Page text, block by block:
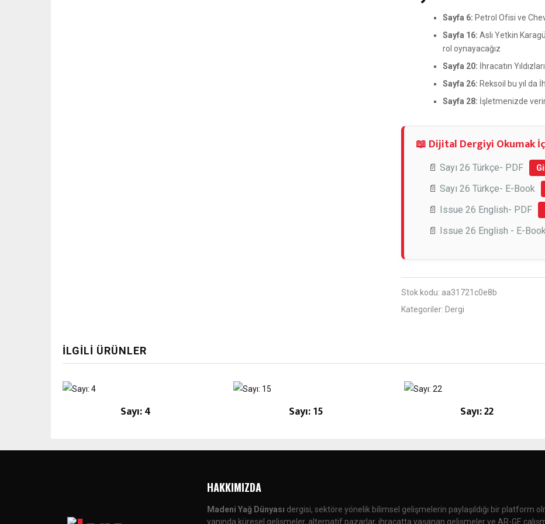
Sayfa 6: Petrol Ofisi ve
Sayfa 16: Aslı Yetkin
rol oynayacağız
Sayfa 20: İhracatın
Sayfa 26: Reksoil bu yıl da
Sayfa 28: İşletmenizde
📖 Dijital Dergiyi Okumak
📄Sayı 26 Türkçe- PDF
📄Sayı 26 Türkçe- E-Book
📄 Issue 26 English- PDF
📄 Issue 26 English - E-
Stok kodu: aa31721c0e8b
Kategoriler: Dergi
İLGILI ÜRÜNLER
Sayı: 4 Sayı: 15 Sayı: 22
HAKKIMIZDA
Madeni Yağ Dünyası dergisi, sektöre yönelik bilimsel gelişmelerin paylaşıldığı bir platform
yanında küresel gelişmeler, alternatif pazarlar, ihracatta yaşanan gelişmeler ve AR-GE